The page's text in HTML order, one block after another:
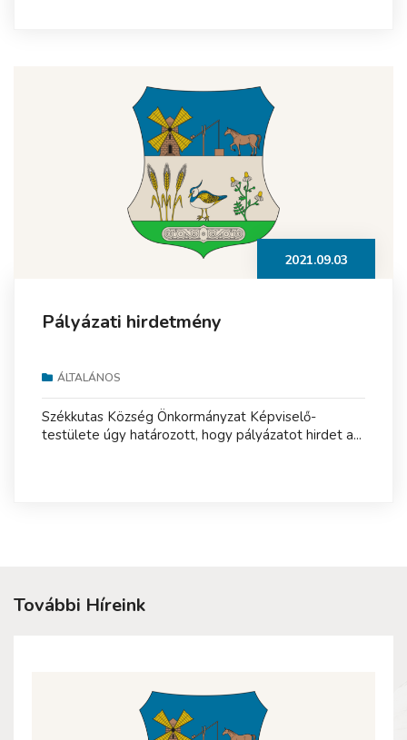
2021.09.03
Pályázati hirdetmény
ÁLTALÁNOS
Székkutas Község Önkormányzat Képviselő-
testülete úgy határozott, hogy pályázatot hirdet a...
További Híreink